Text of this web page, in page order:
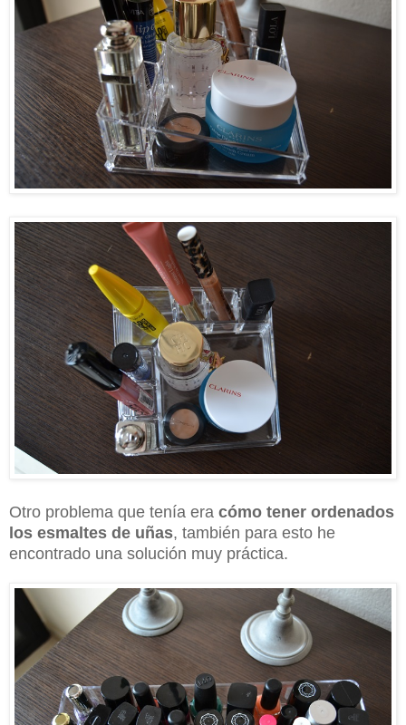
Otro problema que tenía era cómo tener ordenados
los esmaltes de uñas, también para esto he
encontrado una solución muy práctica.